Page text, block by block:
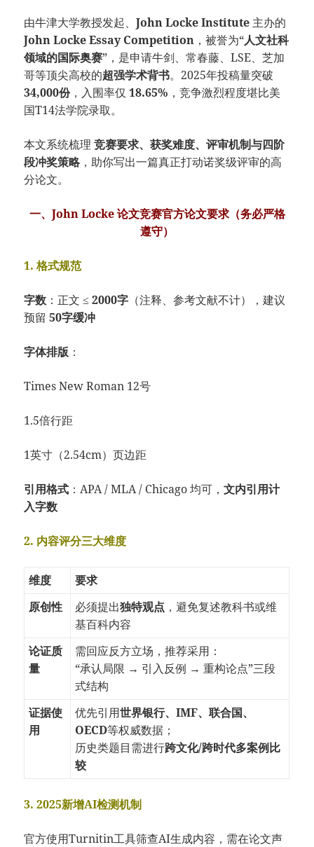
由牛津大学教授发起、John Locke Institute 主办的
John Locke Essay Competition ，被誉为“人文社科
领域的国际奥赛”，是申请牛剑、常春藤、LSE、芝加
哥等顶尖高校的超强学术背书。2025年投稿量突破
34,000份，入围率仅18.65% ，竞争激烈程度堪比美
国T14法学院录取。
本文系统梳理竞赛要求、获奖难度、评审机制与四阶
段冲奖策略，助你写出一篇真正打动诺奖级评审的高
分论文。
一、John Locke 论文竞赛官方论文要求（务必严格
遵守）
1. 格式规范
字数 ：正文 ≤2000字 （注释、参考文献不计），建议
预留50字缓冲
字体排版 ：
Times New Roman 12号
1.5倍行距
1英寸（2.54cm）页边距
引用格式 ：APA / MLA / Chicago 均可，文内引用计
入字数
2. 内容评分三大维度
维度
要求
原创性
必须提出独特观点 ，避免复述教科书或维
基百科内容
论证质
量
需回应反方立场，推荐采用：
“承认局限 → 引入反例 → 重构论点”三段
式结构
证据使
用
优先引用世界银行、IMF、联合国、
OECD等权威数据；
历史类题目需进行跨文化/跨时代多案例比
较
3. 2025新增AI检测机制
官方使用Turnitin工具筛查AI生成内容，需在论文声